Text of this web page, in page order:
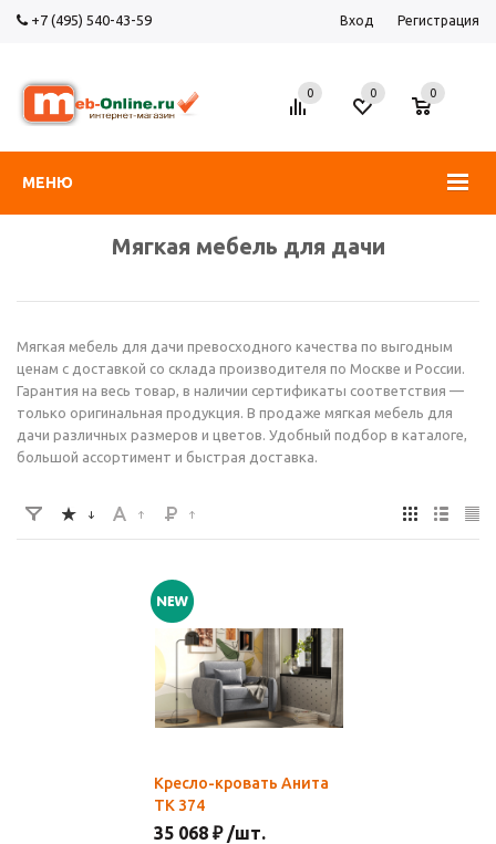
+7 (495) 540-43-59 Вход Регистрация
МЕНЮ
0 0
0
Мягкая мебель для дачи
Мягкая мебель для дачи превосходного качества по выгодным
ценам с доставкой со склада производителя по Москве и России.
Гарантия на весь товар, в наличии сертификаты соответствия —
только оригинальная продукция. В продаже мягкая мебель для
дачи различных размеров и цветов. Удобный подбор в каталоге,
большой ассортимент и быстрая доставка.
Кресло-кровать Анита
ТК 374
35 068 ₽ /шт.